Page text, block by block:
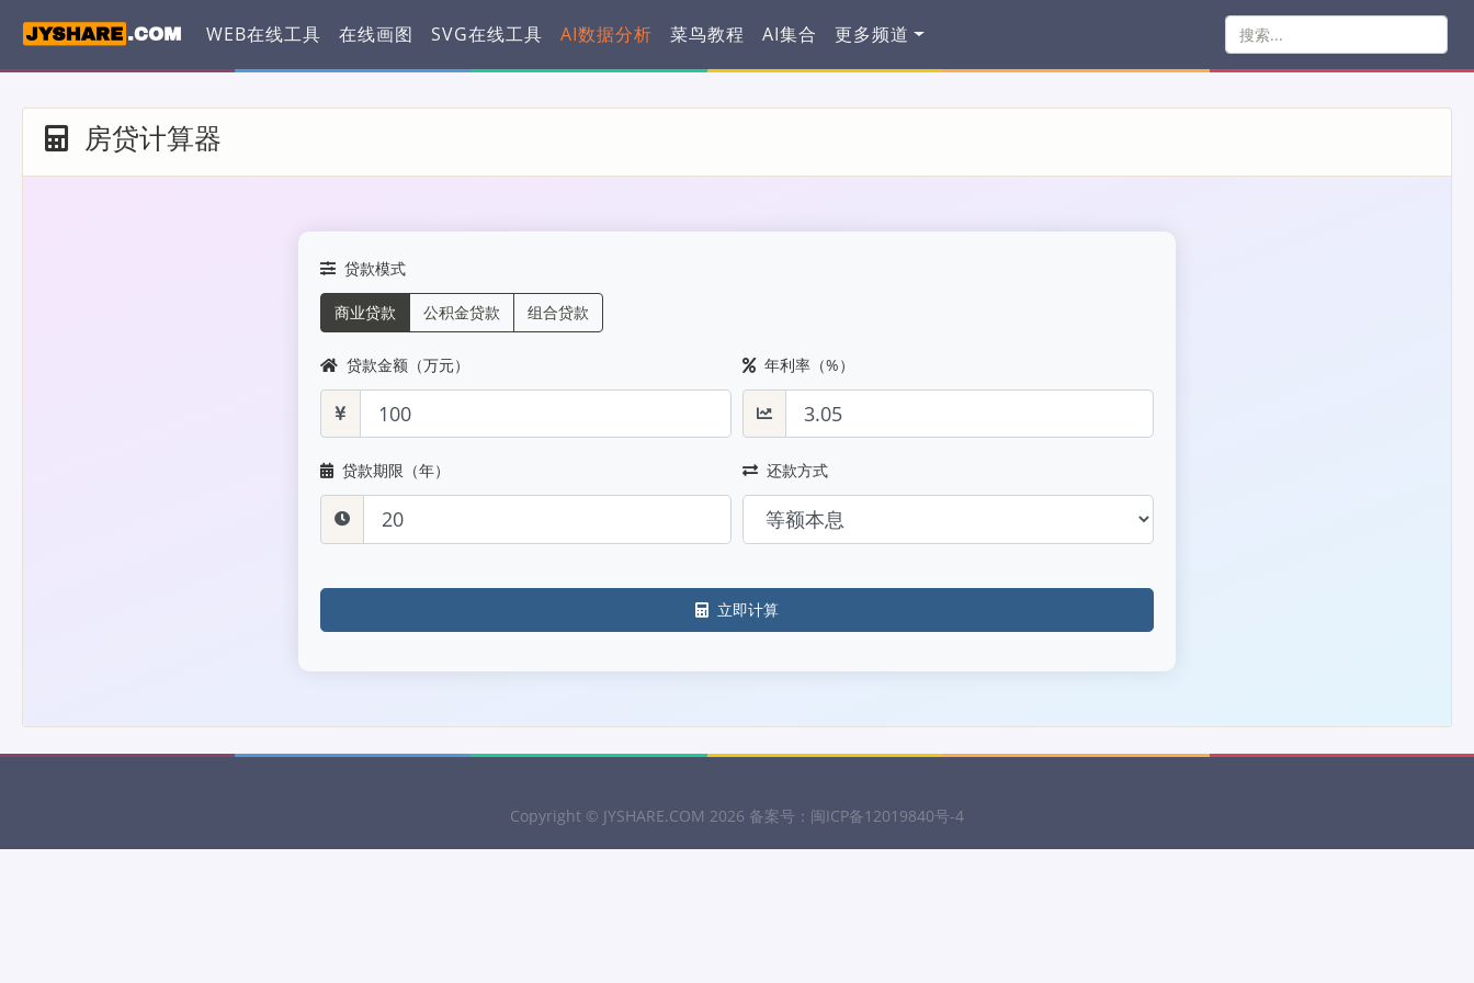
WEB在线工具 在线画图 SVG在线工具 AI数据分析 菜鸟教程 AI集合 更多频道
房贷计算器
贷款模式
商业贷款 公积金贷款 组合贷款
贷款金额（万元） 年利率（%）
贷款期限（年） 还款方式
立即计算
Copyright © JYSHARE.COM 2026 备案号： 闽ICP备12019840号-4